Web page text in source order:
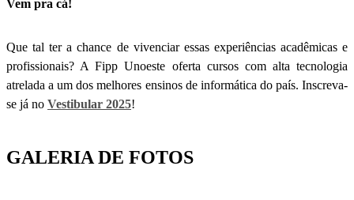
Vem pra cá!
Que tal ter a chance de vivenciar essas experiências acadêmicas e
profissionais? A Fipp Unoeste oferta cursos com alta tecnologia
atrelada a um dos melhores ensinos de informática do país. Inscreva-
se já no Vestibular 2025!
GALERIA DE FOTOS